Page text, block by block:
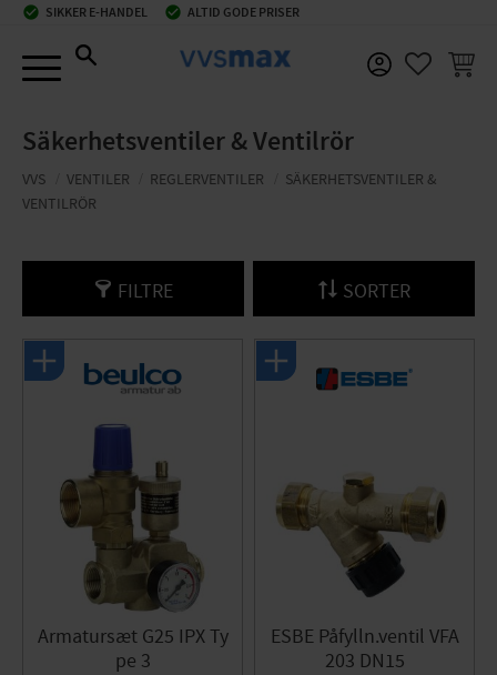
check_circle SIKKER E-HANDEL check_circle ALTID GODE PRISER
Säkerhetsventiler & Ventilrör
VVS VENTILER REGLERVENTILER
SÄKERHETSVENTILER &
VENTILRÖR
FILTRE SORTER
Armatursæt G25 IPX Ty
pe 3
ESBE Påfylln.ventil VFA
203 DN15